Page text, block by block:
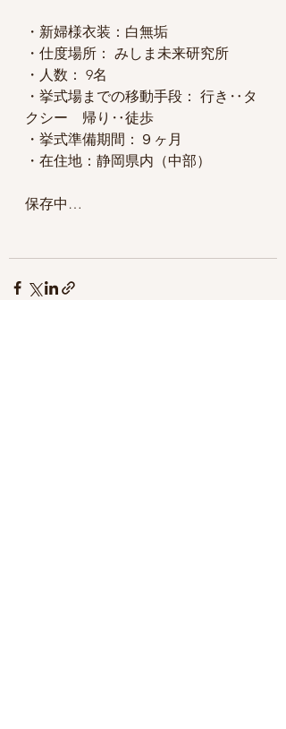
・新婦様衣装：白無垢
・仕度場所： みしま未来研究所
・人数： 9名
・挙式場までの移動手段： 行き‥タ
クシー　帰り‥徒歩
・挙式準備期間：９ヶ月
・在住地：静岡県内（中部）
保存中…